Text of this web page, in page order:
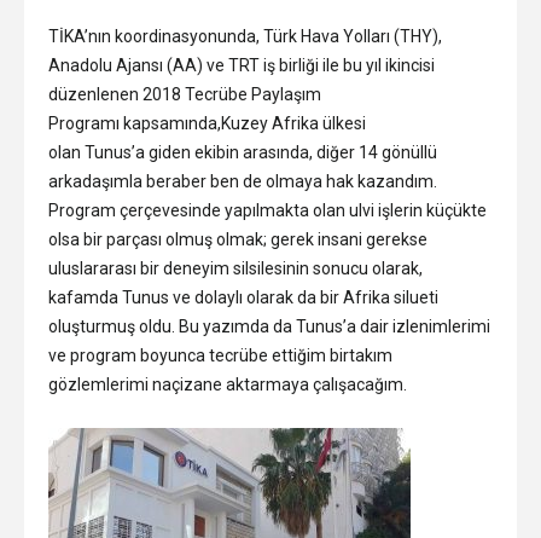
TİKA’nın koordinasyonunda, Türk Hava Yolları (THY),
Anadolu Ajansı (AA) ve TRT iş birliği ile bu yıl ikincisi
düzenlenen 2018 Tecrübe Paylaşım
Programı kapsamında,Kuzey Afrika ülkesi
olan Tunus’a giden ekibin arasında, diğer 14 gönüllü
arkadaşımla beraber ben de olmaya hak kazandım.
Program çerçevesinde yapılmakta olan ulvi işlerin küçükte
olsa bir parçası olmuş olmak; gerek insani gerekse
uluslararası bir deneyim silsilesinin sonucu olarak,
kafamda Tunus ve dolaylı olarak da bir Afrika silueti
oluşturmuş oldu. Bu yazımda da Tunus’a dair izlenimlerimi
ve program boyunca tecrübe ettiğim birtakım
gözlemlerimi naçizane aktarmaya çalışacağım.